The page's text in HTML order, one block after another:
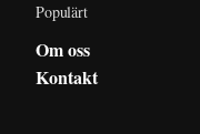
Populärt
Om oss
Kontakt